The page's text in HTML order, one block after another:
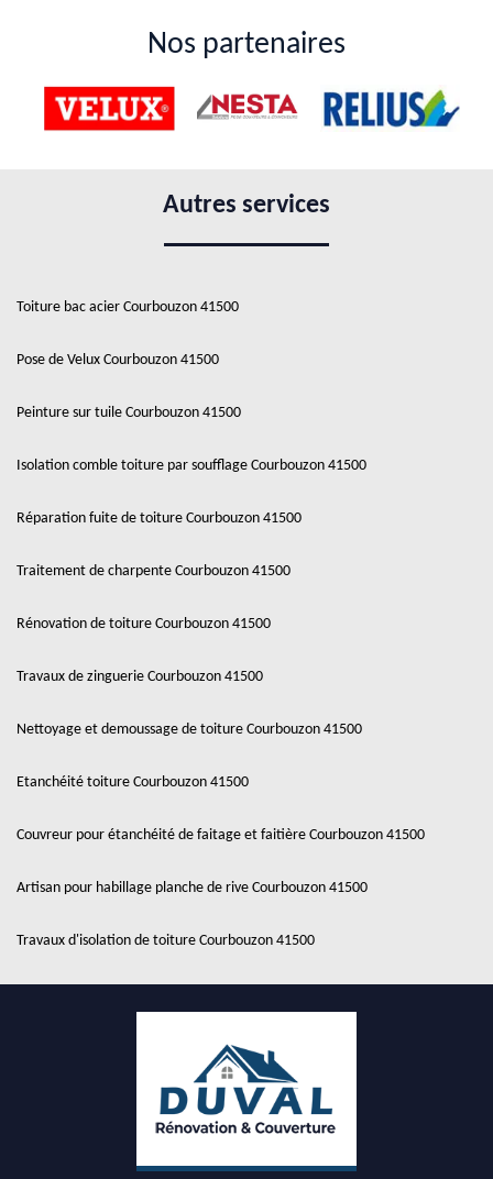
Nos partenaires
Autres services
Toiture bac acier Courbouzon 41500
Pose de Velux Courbouzon 41500
Peinture sur tuile Courbouzon 41500
Isolation comble toiture par soufflage Courbouzon 41500
Réparation fuite de toiture Courbouzon 41500
Traitement de charpente Courbouzon 41500
Rénovation de toiture Courbouzon 41500
Travaux de zinguerie Courbouzon 41500
Nettoyage et demoussage de toiture Courbouzon 41500
Etanchéité toiture Courbouzon 41500
Couvreur pour étanchéité de faitage et faitière Courbouzon 41500
Artisan pour habillage planche de rive Courbouzon 41500
Travaux d'isolation de toiture Courbouzon 41500